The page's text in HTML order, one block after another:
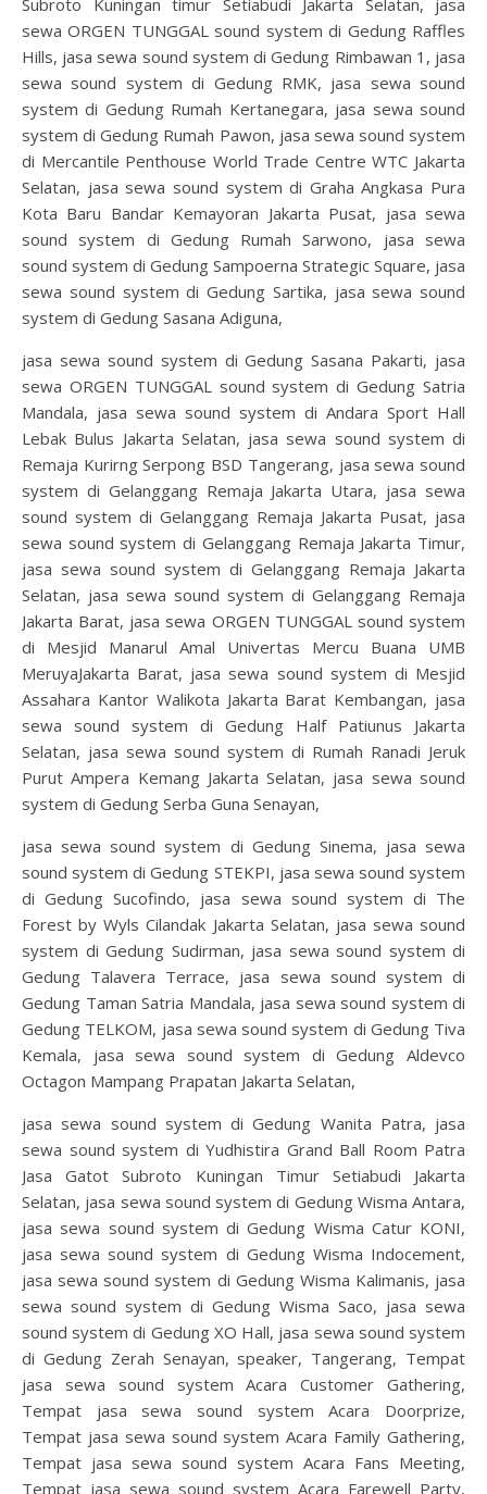
sewa ORGEN TUNGGAL sound system di Gedung Raffles
Hills, jasa sewa sound system di Gedung Rimbawan 1, jasa
sewa sound system di Gedung RMK, jasa sewa sound
system di Gedung Rumah Kertanegara, jasa sewa sound
system di Gedung Rumah Pawon, jasa sewa sound system
di Mercantile Penthouse World Trade Centre WTC Jakarta
Selatan, jasa sewa sound system di Graha Angkasa Pura
Kota Baru Bandar Kemayoran Jakarta Pusat, jasa sewa
sound system di Gedung Rumah Sarwono, jasa sewa
sound system di Gedung Sampoerna Strategic Square, jasa
sewa sound system di Gedung Sartika, jasa sewa sound
system di Gedung Sasana Adiguna,
jasa sewa sound system di Gedung Sasana Pakarti, jasa
sewa ORGEN TUNGGAL sound system di Gedung Satria
Mandala, jasa sewa sound system di Andara Sport Hall
Lebak Bulus Jakarta Selatan, jasa sewa sound system di
Remaja Kurirng Serpong BSD Tangerang, jasa sewa sound
system di Gelanggang Remaja Jakarta Utara, jasa sewa
sound system di Gelanggang Remaja Jakarta Pusat, jasa
sewa sound system di Gelanggang Remaja Jakarta Timur,
jasa sewa sound system di Gelanggang Remaja Jakarta
Selatan, jasa sewa sound system di Gelanggang Remaja
Jakarta Barat, jasa sewa ORGEN TUNGGAL sound system
di Mesjid Manarul Amal Univertas Mercu Buana UMB
MeruyaJakarta Barat, jasa sewa sound system di Mesjid
Assahara Kantor Walikota Jakarta Barat Kembangan, jasa
sewa sound system di Gedung Half Patiunus Jakarta
Selatan, jasa sewa sound system di Rumah Ranadi Jeruk
Purut Ampera Kemang Jakarta Selatan, jasa sewa sound
system di Gedung Serba Guna Senayan,
jasa sewa sound system di Gedung Sinema, jasa sewa
sound system di Gedung STEKPI, jasa sewa sound system
di Gedung Sucofindo, jasa sewa sound system di The
Forest by Wyls Cilandak Jakarta Selatan, jasa sewa sound
system di Gedung Sudirman, jasa sewa sound system di
Gedung Talavera Terrace, jasa sewa sound system di
Gedung Taman Satria Mandala, jasa sewa sound system di
Gedung TELKOM, jasa sewa sound system di Gedung Tiva
Kemala, jasa sewa sound system di Gedung Aldevco
Octagon Mampang Prapatan Jakarta Selatan,
jasa sewa sound system di Gedung Wanita Patra, jasa
sewa sound system di Yudhistira Grand Ball Room Patra
Jasa Gatot Subroto Kuningan Timur Setiabudi Jakarta
Selatan, jasa sewa sound system di Gedung Wisma Antara,
jasa sewa sound system di Gedung Wisma Catur KONI,
jasa sewa sound system di Gedung Wisma Indocement,
jasa sewa sound system di Gedung Wisma Kalimanis, jasa
sewa sound system di Gedung Wisma Saco, jasa sewa
sound system di Gedung XO Hall, jasa sewa sound system
di Gedung Zerah Senayan, speaker, Tangerang, Tempat
jasa sewa sound system Acara Customer Gathering,
Tempat jasa sewa sound system Acara Doorprize,
Tempat jasa sewa sound system Acara Family Gathering,
Tempat jasa sewa sound system Acara Fans Meeting,
Tempat jasa sewa sound system Acara Farewell Party,